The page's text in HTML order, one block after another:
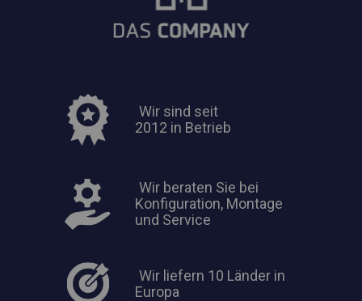
Wir sind seit
2012 in Betrieb
Wir beraten Sie bei
Konfiguration, Montage
und Service
Wir liefern 10 Länder in
Europa